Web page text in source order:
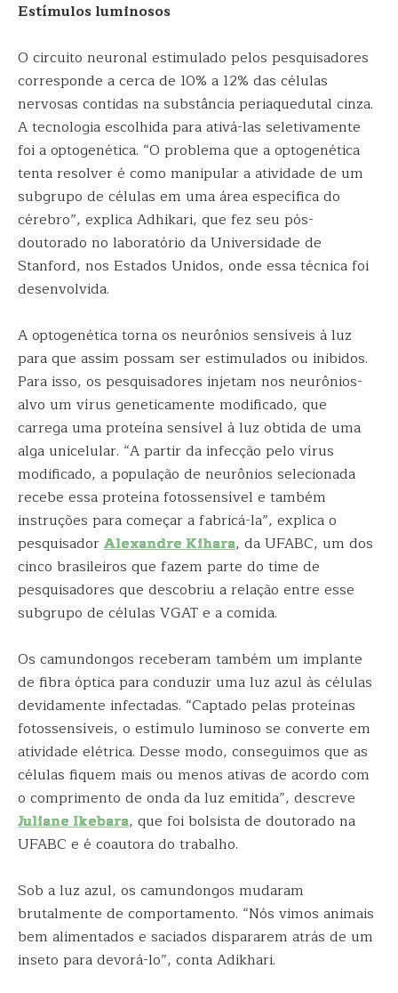
Estímulos luminosos
O circuito neuronal estimulado pelos pesquisadores
corresponde a cerca de 10% a 12% das células
nervosas contidas na substância periaquedutal cinza.
A tecnologia escolhida para ativá-las seletivamente
foi a optogenética. “O problema que a optogenética
tenta resolver é como manipular a atividade de um
subgrupo de células em uma área específica do
cérebro”, explica Adhikari, que fez seu pós-
doutorado no laboratório da Universidade de
Stanford, nos Estados Unidos, onde essa técnica foi
desenvolvida.
A optogenética torna os neurônios sensíveis à luz
para que assim possam ser estimulados ou inibidos.
Para isso, os pesquisadores injetam nos neurônios-
alvo um vírus geneticamente modificado, que
carrega uma proteína sensível à luz obtida de uma
alga unicelular. “A partir da infecção pelo vírus
modificado, a população de neurônios selecionada
recebe essa proteína fotossensível e também
instruções para começar a fabricá-la”, explica o
pesquisadorAlexandre Kihara, da UFABC, um dos
cinco brasileiros que fazem parte do time de
pesquisadores que descobriu a relação entre esse
subgrupo de células VGAT e a comida.
Os camundongos receberam também um implante
de fibra óptica para conduzir uma luz azul às células
devidamente infectadas. “Captado pelas proteínas
fotossensíveis, o estímulo luminoso se converte em
atividade elétrica. Desse modo, conseguimos que as
células fiquem mais ou menos ativas de acordo com
o comprimento de onda da luz emitida”, descreve
Juliane Ikebara, que foi bolsista de doutorado na
UFABC e é coautora do trabalho.
Sob a luz azul, os camundongos mudaram
brutalmente de comportamento. “Nós vimos animais
bem alimentados e saciados dispararem atrás de um
inseto para devorá-lo”, conta Adikhari.